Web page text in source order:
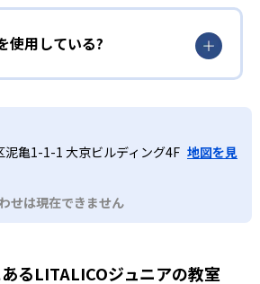
使用している?
亀1-1-1 大京ビルディング4F 地図を見
せは現在できません
るLITALICOジュニアの教室